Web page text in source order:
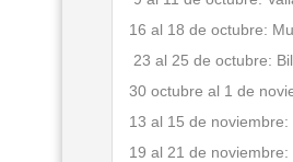
16 al 18 de octubre:
23 al 25 de octubre:
30 octubre al 1 de
13 al 15 de
19 al 21 de